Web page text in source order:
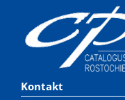
Kontakt